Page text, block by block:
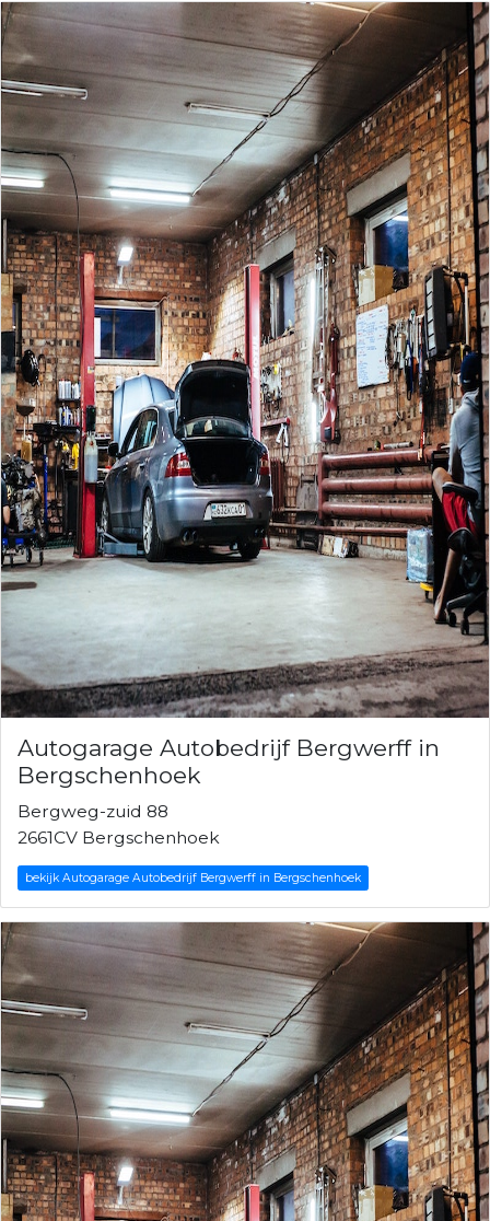
Autogarage Autobedrijf Bergwerff in
Bergschenhoek
Bergweg-zuid 88
2661CV Bergschenhoek
bekijk Autogarage Autobedrijf Bergwerff in Bergschenhoek